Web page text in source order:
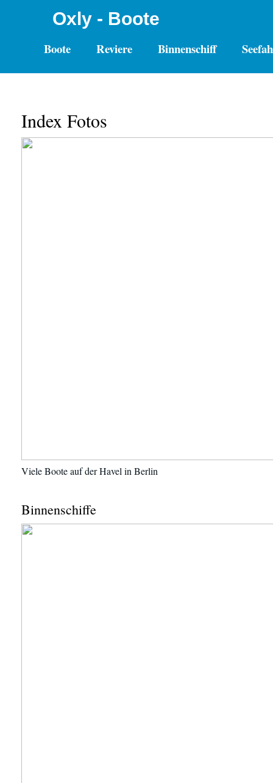
Oxly - Boote
Boote Reviere Binnenschiff
Index Fotos
Viele Boote auf der Havel in Berlin
Binnenschiffe